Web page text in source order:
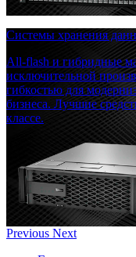
Системы хранения
All-flash и гибридные
исключительной
гибкостью для
бизнеса. Лучшие
классе.
Previous Next